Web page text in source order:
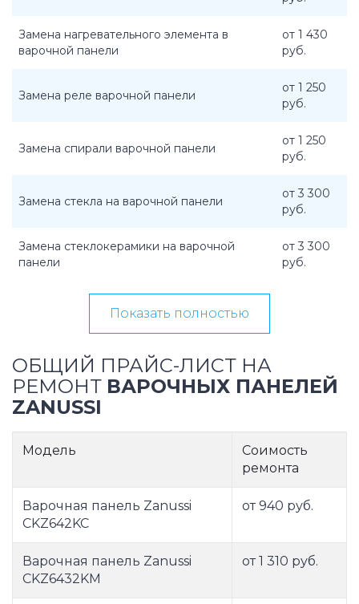
Замена нагревательного элемента в
варочной панели
от 1 430
руб.
Замена реле варочной панели
от 1 250
руб.
Замена спирали варочной панели
от 1 250
руб.
Замена стекла на варочной панели
от 3 300
руб.
Замена стеклокерамики на варочной
панели
от 3 300
руб.
Показать полностью
ОБЩИЙ ПРАЙС-ЛИСТ НА
РЕМОНТ ВАРОЧНЫХ ПАНЕЛЕЙ
ZANUSSI
Модель
Соимость
ремонта
Варочная панель Zanussi
CKZ642KC
от 940 руб.
Варочная панель Zanussi
CKZ6432KM
от 1 310 руб.